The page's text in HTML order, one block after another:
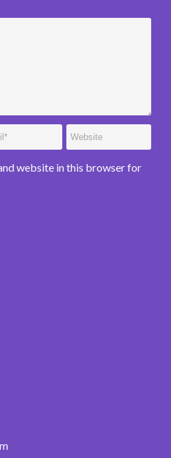
website in this browser for